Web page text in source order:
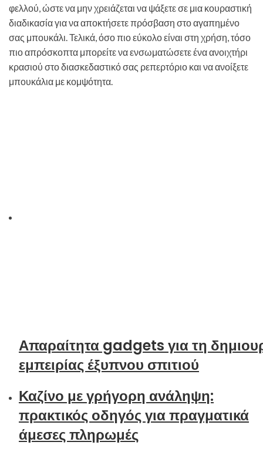
φελλού, ώστε να μην χρειάζεται να ψάξετε σε μια κουραστική
διαδικασία για να αποκτήσετε πρόσβαση στο αγαπημένο
σας μπουκάλι. Τελικά, όσο πιο εύκολο είναι στη χρήση, τόσο
πιο απρόσκοπτα μπορείτε να ενσωματώσετε ένα ανοιχτήρι
κρασιού στο διασκεδαστικό σας ρεπερτόριο και να ανοίξετε
μπουκάλια με κομψότητα.
Απαραίτητα gadgets για τη
εμπειρίας έξυπνου σπιτιού
Καζίνο με γρήγορη ανάληψη:
πρακτικός οδηγός για πραγματικά
άμεσες πληρωμές